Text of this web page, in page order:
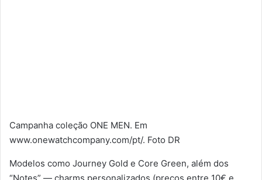
Campanha coleção ONE MEN. Em
www.onewatchcompany.com/pt/. Foto DR
Modelos como Journey Gold e Core Green, além dos
“Notes” — charms personalizados (preços entre 10€ e